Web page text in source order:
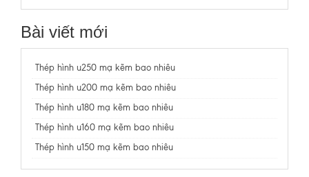
Bài viết mới
Thép hình u250 mạ kẽm bao nhiêu
Thép hình u200 mạ kẽm bao nhiêu
Thép hình u180 mạ kẽm bao nhiêu
Thép hình u160 mạ kẽm bao nhiêu
Thép hình u150 mạ kẽm bao nhiêu